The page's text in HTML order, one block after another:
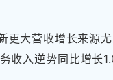
更大营收增长来源
收入逆势同比增长